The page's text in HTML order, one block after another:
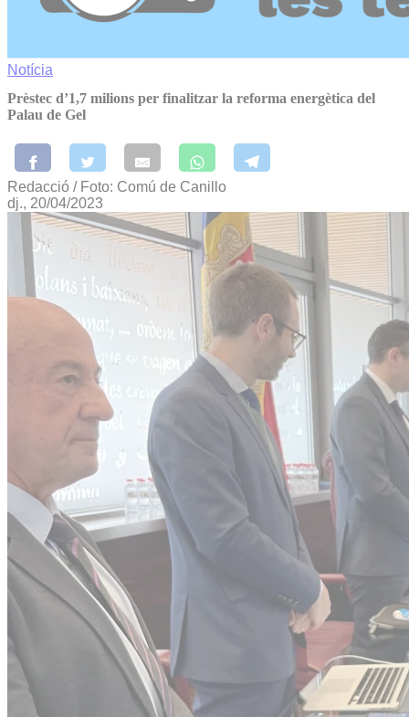
Notícia
Prèstec d’1,7 milions per finalitzar la reforma energètica del
Palau de Gel
Redacció / Foto: Comú de Canillo
dj., 20/04/2023